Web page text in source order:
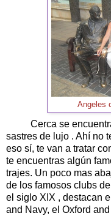
Angeles
Cerca se encuentra
sastres de lujo . Ahí no
eso sí, te van a tratar
te encuentras algún
trajes. Un poco mas
de los famosos clubs
el siglo XIX , destacan
and Navy, el Oxford